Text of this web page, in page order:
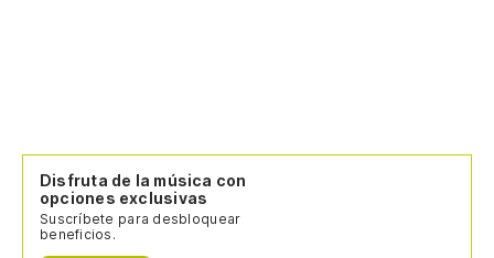
Disfruta de la música con
opciones exclusivas
Suscríbete para desbloquear
beneficios.